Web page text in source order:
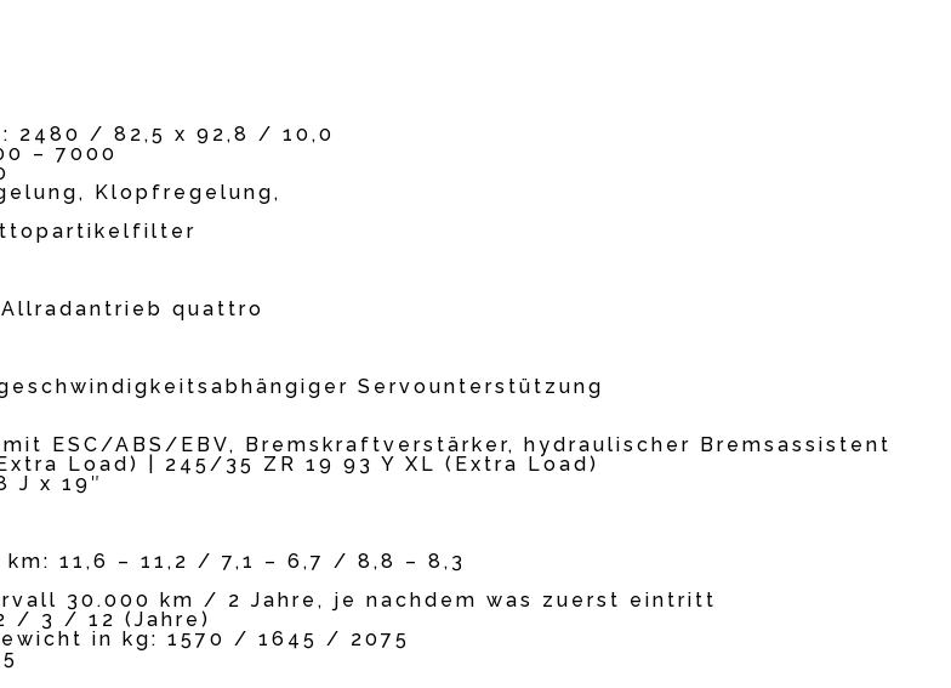
2480 / 82,5 x 92,8 / 10,0
– 7000
Klopfregelung,
quattro
Servounterstützung
ESC/ABS/EBV, Bremskraftverstärker, hydraulischer Bremsassistent
Load) | 245/35 ZR 19 93 Y XL (Extra Load)
J x 19″
11,6 – 11,2 / 7,1 – 6,7 / 8,8 – 8,3
30.000 km / 2 Jahre, je nachdem was zuerst eintritt
/ 3 / 12 (Jahre)
in kg: 1570 / 1645 / 2075